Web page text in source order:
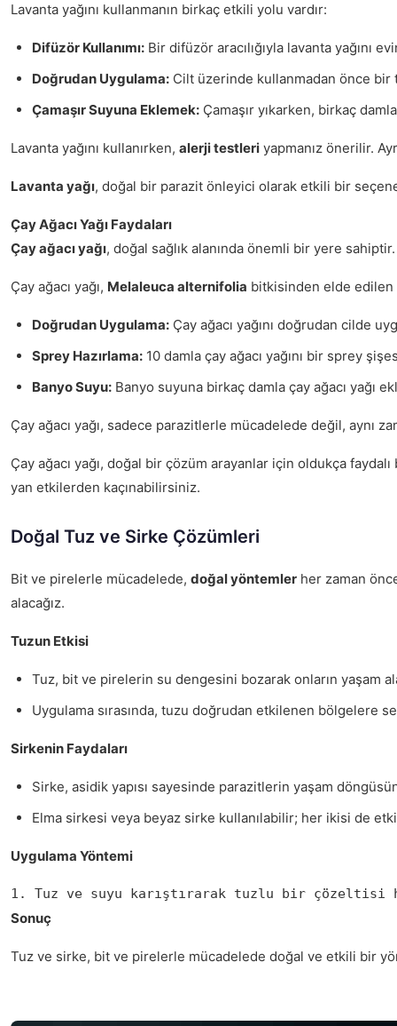
Lavanta yağını kullanmanın birkaç etkili yolu vardır:
Difüzör Kullanımı: Bir difüzör aracılığıyla lavanta yağını
Doğrudan Uygulama: Cilt üzerinde kullanmadan önce bir
Çamaşır Suyuna Eklemek: Çamaşır yıkarken, birkaç
Lavanta yağını kullanırken, alerji testleri yapmanız önerilir.
Lavanta yağı, doğal bir parazit önleyici olarak etkili bir
Çay Ağacı Yağı Faydaları
Çay ağacı yağı, doğal sağlık alanında önemli bir yere
Çay ağacı yağı, Melaleuca alternifolia bitkisinden elde
Doğrudan Uygulama: Çay ağacı yağını doğrudan cilde
Sprey Hazırlama: 10 damla çay ağacı yağını bir sprey
Banyo Suyu: Banyo suyuna birkaç damla çay ağacı yağı
Çay ağacı yağı, sadece parazitlerle mücadelede değil, aynı
Çay ağacı yağı, doğal bir çözüm arayanlar için oldukça
yan etkilerden kaçınabilirsiniz.
Doğal Tuz ve Sirke Çözümleri
Bit ve pirelerle mücadelede, doğal yöntemler her zaman
alacağız.
Tuzun Etkisi
Tuz, bit ve pirelerin su dengesini bozarak onların yaşam
Uygulama sırasında, tuzu doğrudan etkilenen bölgelere
Sirkenin Faydaları
Sirke, asidik yapısı sayesinde parazitlerin yaşam
Elma sirkesi veya beyaz sirke kullanılabilir; her ikisi de
Uygulama Yöntemi
1. Tuz ve suyu karıştırarak tuzlu bir çözeltisi
Sonuç
Tuz ve sirke, bit ve pirelerle mücadelede doğal ve etkili bir